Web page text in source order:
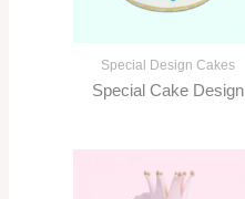
Special Design Cakes
Special Cake Design